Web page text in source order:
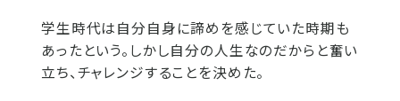
学生時代は自分自身に諦めを感じていた時期も
あったという。しかし自分の人生なのだからと奮い
立ち、チャレンジすることを決めた。